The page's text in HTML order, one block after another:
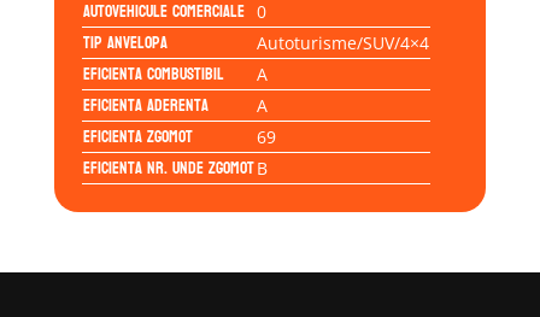
Autovehicule comerciale 0
Tip anvelopa Autoturisme/SUV/4×4
Eficienta Combustibil A
Eficienta Aderenta A
Eficienta Zgomot 69
Eficienta Nr. Unde ZgomotB